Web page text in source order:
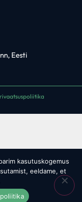
Eesti
kasutuskogemus
eeldame, et